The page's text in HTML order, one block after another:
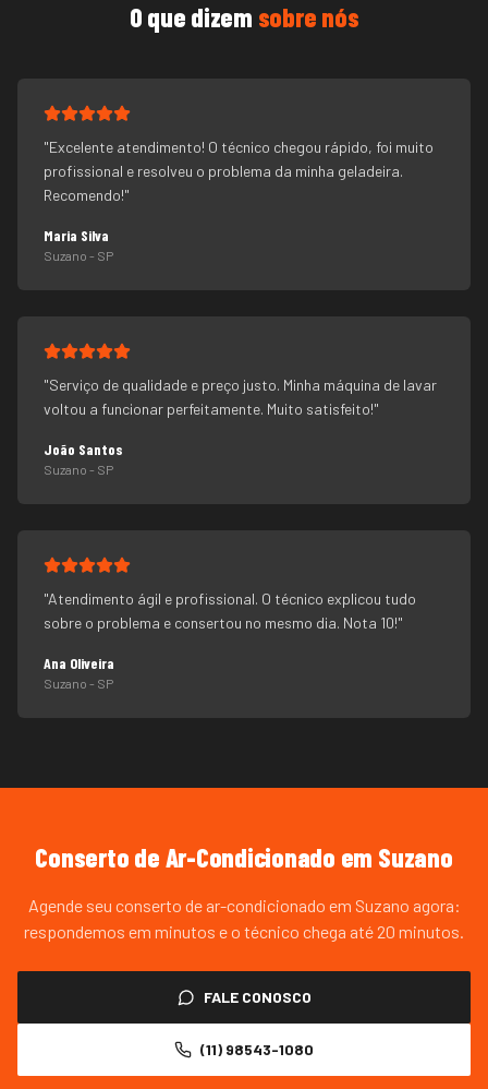
O que dizem sobre nós
"Excelente atendimento! O técnico chegou rápido, foi muito
profissional e resolveu o problema da minha geladeira.
Recomendo!"
Maria Silva
Suzano - SP
"Serviço de qualidade e preço justo. Minha máquina de lavar
voltou a funcionar perfeitamente. Muito satisfeito!"
João Santos
Suzano - SP
"Atendimento ágil e profissional. O técnico explicou tudo
sobre o problema e consertou no mesmo dia. Nota 10!"
Ana Oliveira
Suzano - SP
Conserto de Ar-Condicionado em Suzano
Agende seu conserto de ar-condicionado em Suzano agora:
respondemos em minutos e o técnico chega até 20 minutos.
FALE CONOSCO
(11) 98543-1080